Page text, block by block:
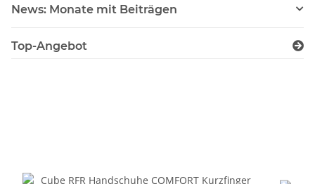
News: Monate mit Beiträgen
Top-Angebot